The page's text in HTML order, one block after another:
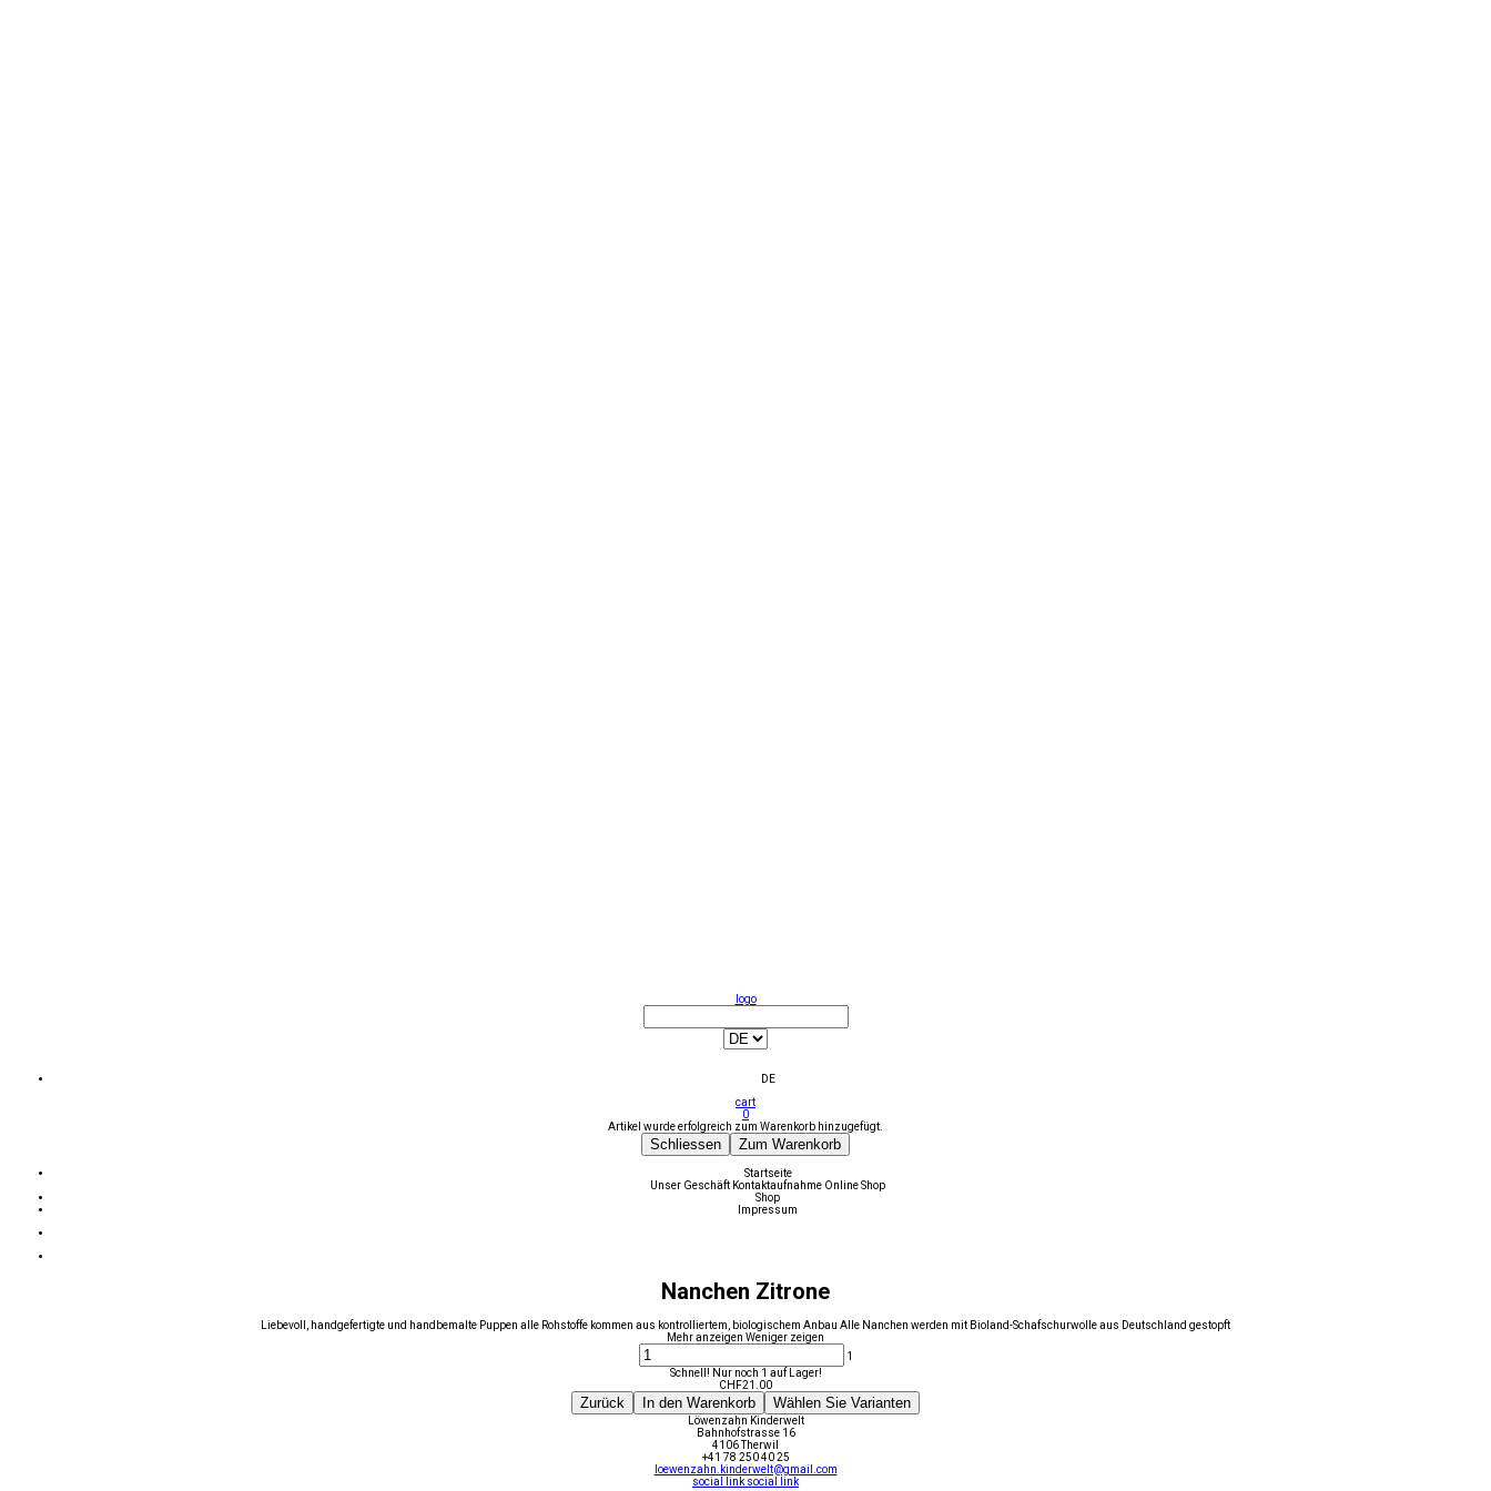
logo
DE
cart
0
Artikel wurde erfolgreich zum Warenkorb hinzugefügt.
Schliessen Zum Warenkorb
Startseite
Unser Geschäft Kontaktaufnahme Online Shop
Shop
Impressum
Nanchen Zitrone
Liebevoll, handgefertigte und handbemalte Puppen alle Rohstoffe kommen aus kontrolliertem, biologischem Anbau Alle Nanchen werden mit Bioland-Schafschurwolle aus Deutschland gestopft
Mehr anzeigen Weniger zeigen
1
Schnell! Nur noch 1 auf Lager!
CHF21.00
Zurück In den Warenkorb Wählen Sie Varianten
Löwenzahn Kinderwelt
Bahnhofstrasse 16
4106 Therwil
+41 78 250 40 25
loewenzahn.kinderwelt@gmail.com
social link social link